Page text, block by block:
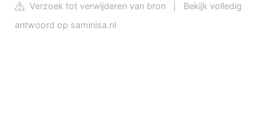
Verzoek tot verwijderen van bron
Bekijk volledig
antwoord op saminisa.nl